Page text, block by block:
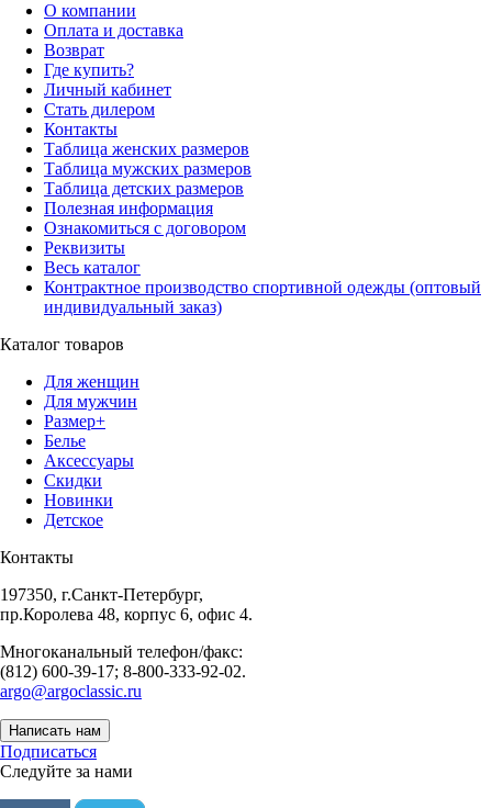
О компании
Оплата и доставка
Возврат
Где купить?
Личный кабинет
Стать дилером
Контакты
Таблица женских размеров
Таблица мужских размеров
Таблица детских размеров
Полезная информация
Ознакомиться с договором
Реквизиты
Весь каталог
Контрактное производство спортивной одежды (оптовый
индивидуальный заказ)
Каталог товаров
Для женщин
Для мужчин
Размер+
Белье
Аксессуары
Скидки
Новинки
Детское
Контакты
197350, г.Санкт-Петербург,
пр.Королева 48, корпус 6, офис 4.
Многоканальный телефон/факс:
(812) 600-39-17; 8-800-333-92-02.
argo@argoclassic.ru
Написать нам
Подписаться
Следуйте за нами